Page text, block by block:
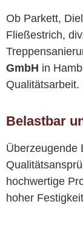
Ob Parkett,
Fließestrich,
GmbH in
Qualitätsarbeit.
Belastbar
Überzeugende
hochwertige
hoher